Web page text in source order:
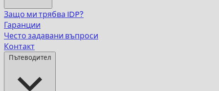
Защо ми трябва IDP?
Гаранции
Често задавани въпроси
Контакт
Пътеводител